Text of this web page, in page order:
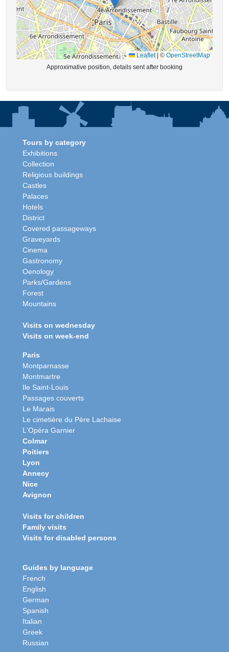
Leaflet | ©OpenStreetMap
Approximative position, details sent after booking
Tours by category
Exhibitions
Collection
Religious buildings
Castles
Palaces
Hotels
District
Covered passageways
Graveyards
Cinema
Gastronomy
Oenology
Parks/Gardens
Forest
Mountains
Visits on wednesday
Visits on week-end
Paris
Montparnasse
Montmartre
Ile Saint-Louis
Passages couverts
Le Marais
Le cimetière du Père Lachaise
L'Opéra Garnier
Colmar
Poitiers
Lyon
Annecy
Nice
Avignon
Visits for children
Family visits
Visits for disabled persons
Guides by language
French
English
German
Spanish
Italian
Greek
Russian